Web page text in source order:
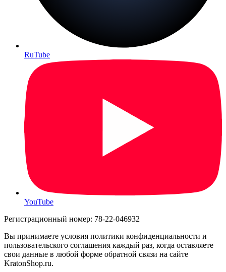
RuTube
YouTube
Регистрационный номер: 78-22-046932
Вы принимаете условия политики конфиденциальности и
пользовательского соглашения каждый раз, когда оставляете
свои данные в любой форме обратной связи на сайте
KratonShop.ru.